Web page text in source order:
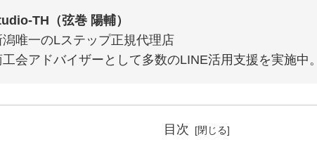
TH（弦巻 陽輔）
潟唯一のLステップ正規代理店
工会アドバイザーとして多数のLINE活用支援を実施中。
目次